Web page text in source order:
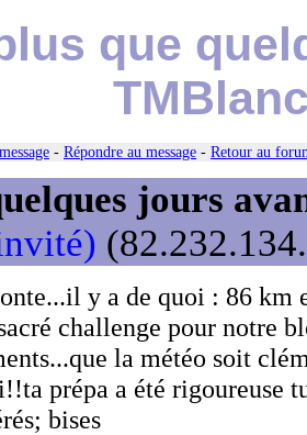
que
- Répondre au message - Retour au
jours
y a de quoi : 86 km
challenge pour notre
la météo soit
prépa a été rigoureuse
bises